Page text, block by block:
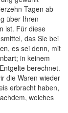
Tagen ab
über Ihren
ist. Für diese
das Sie bei
es sei denn, mit
in keinem
berechnet.
die Waren wieder
erbracht haben,
welches